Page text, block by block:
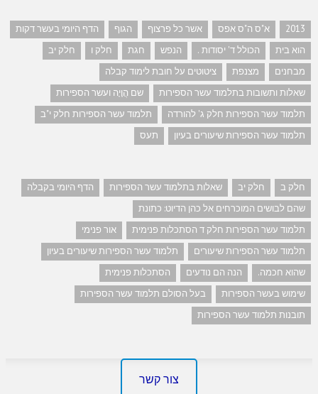
2013 א"ס ה"ס אפס אשר כל פרצוף הגוף
הדף היומי בעשר דקות
הוא בית
הכולל ד' יסודות . הנפש חגת חלק ו
חלק יב
מבחנים
מצנפת
ציטוטים על חובת לימוד קבלה
שאלות ותשובות בתלמוד עשר הספירות
שם הֲוָיָה ועשר הספירות
תלמוד עשר הספירות חלק ג' להורדה
תלמוד עשר הספירות חלק י"ב
תלמוד עשר הספירות שיעורים בעיון
תעס
חלק ב חלק יב שאלות בתלמוד עשר הספירות
הדף היומי בקבלה
שהם לבושים המוכרחים אל כהן הדיוט: כתונת
תלמוד עשר הספירות חלק ד הסתכלות פנימית
אור פנימי
תלמוד עשר הספירות שיעורים
תלמוד עשר הספירות שיעורים בעיון
שהוא חכמה.
הנה הם נודעים
הסתכלות פנימית
שימוש בעשר הספירות
בעל הסולם תלמוד עשר הספירות
תובנות תלמוד עשר הספירות
צור קשר